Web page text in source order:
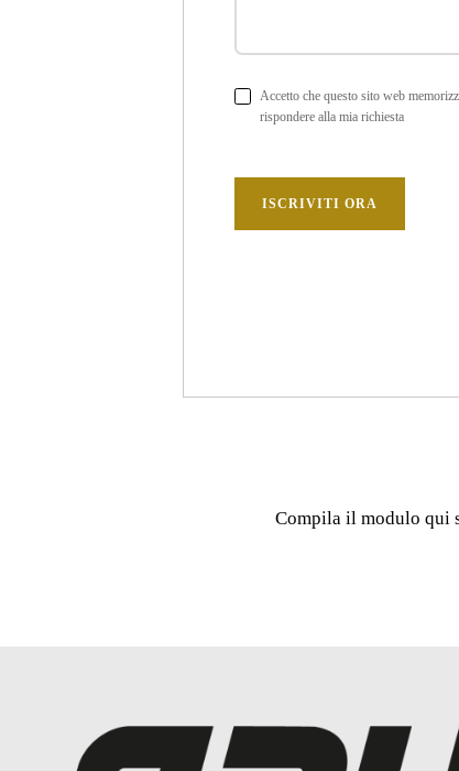
Accetto che questo sito web
rispondere alla mia richiesta
ISCRIVITI ORA
Compila il modulo qui